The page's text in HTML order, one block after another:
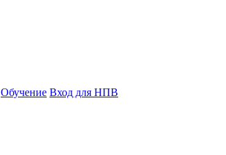
Обучение Вход для НПВ